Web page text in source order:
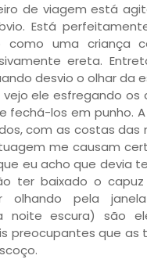
de viagem está
Está
como uma criança
ereta.
desvio o olhar da
ele esfregando os
fechá-los em punho.
com as costas das
me causam
eu acho que devia
ter baixado o capuz
olhando pela
noite escura) são
preocupantes que as